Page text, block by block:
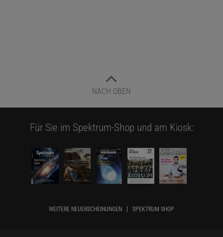
NACH OBEN
Für Sie im Spektrum-Shop und am Kiosk:
WEITERE NEUERSCHEINUNGEN SPEKTRUM SHOP